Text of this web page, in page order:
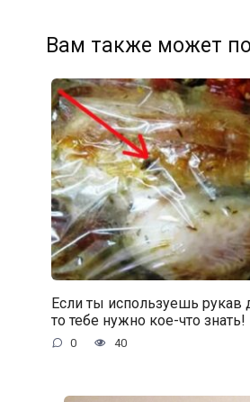
Вам также может
Если ты используешь рукав
то тебе нужно кое-что знать!
0 40